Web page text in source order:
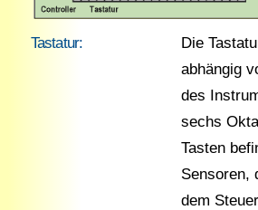
Tastatur:
Die
abhängig
des
sechs
Tasten
Sensoren,
dem